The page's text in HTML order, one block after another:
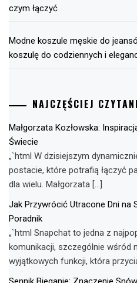
czym łączyć
Modne koszule męskie do
koszulę do codziennych i
NAJCZĘŚCIEJ
Małgorzata Kozłowska:
Świecie
„`html W dzisiejszym
postacie, które potrafią łączyć
dla wielu. Małgorzata […]
Jak Przywrócić Utracone Dni na
Poradnik
„`html Snapchat to jedna z
komunikacji, szczególnie wśród
wyjątkowych funkcji, która